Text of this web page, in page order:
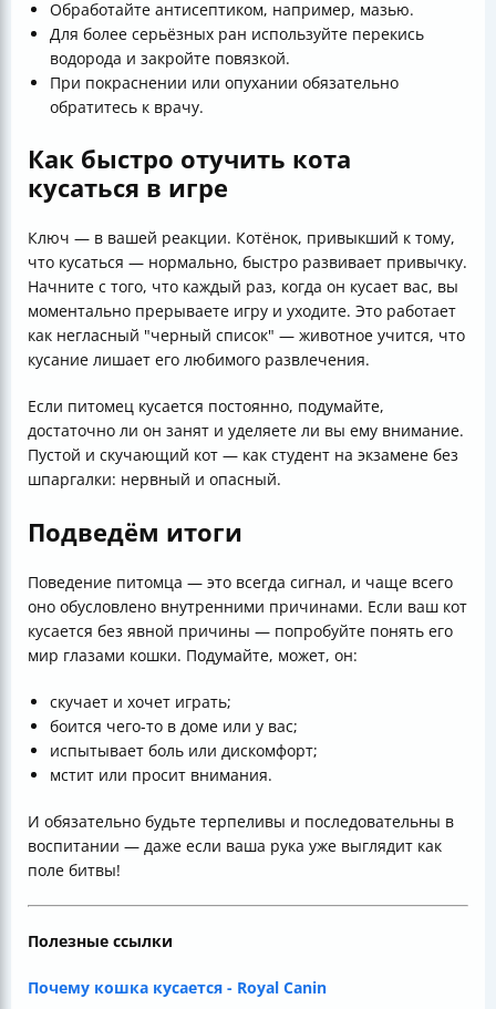
Обработайте антисептиком, например, мазью.
Для более серьёзных ран используйте перекись
водорода и закройте повязкой.
При покраснении или опухании обязательно
обратитесь к врачу.
Как быстро отучить кота
кусаться в игре
Ключ — в вашей реакции. Котёнок, привыкший к тому,
что кусаться — нормально, быстро развивает привычку.
Начните с того, что каждый раз, когда он кусает вас, вы
моментально прерываете игру и уходите. Это работает
как негласный "черный список" — животное учится, что
кусание лишает его любимого развлечения.
Если питомец кусается постоянно, подумайте,
достаточно ли он занят и уделяете ли вы ему внимание.
Пустой и скучающий кот — как студент на экзамене без
шпаргалки: нервный и опасный.
Подведём итоги
Поведение питомца — это всегда сигнал, и чаще всего
оно обусловлено внутренними причинами. Если ваш кот
кусается без явной причины — попробуйте понять его
мир глазами кошки. Подумайте, может, он:
скучает и хочет играть;
боится чего-то в доме или у вас;
испытывает боль или дискомфорт;
мстит или просит внимания.
И обязательно будьте терпеливы и последовательны в
воспитании — даже если ваша рука уже выглядит как
поле битвы!
Полезные ссылки
Почему кошка кусается - Royal Canin